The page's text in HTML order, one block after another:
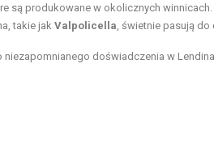
są produkowane w okolicznych winnicach.
takie jak Valpolicella , świetnie pasują do
doświadczenia w